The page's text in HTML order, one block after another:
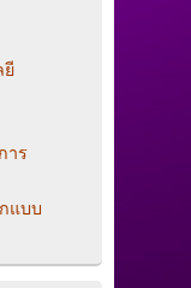
าร
แบบ